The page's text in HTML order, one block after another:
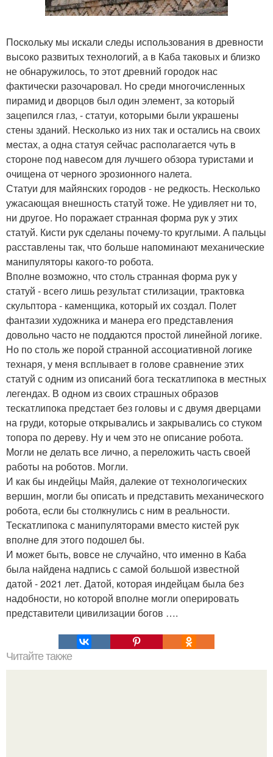
Поскольку мы искали следы использования в древности
высоко развитых технологий, а в Каба таковых и близко
не обнаружилось, то этот древний городок нас
фактически разочаровал. Но среди многочисленных
пирамид и дворцов был один элемент, за который
зацепился глаз, - статуи, которыми были украшены
стены зданий. Несколько из них так и остались на своих
местах, а одна статуя сейчас располагается чуть в
стороне под навесом для лучшего обзора туристами и
очищена от черного эрозионного налета.
Статуи для майянских городов - не редкость. Несколько
ужасающая внешность статуй тоже. Не удивляет ни то,
ни другое. Но поражает странная форма рук у этих
статуй. Кисти рук сделаны почему-то круглыми. А пальцы
расставлены так, что больше напоминают механические
манипуляторы какого-то робота.
Вполне возможно, что столь странная форма рук у
статуй - всего лишь результат стилизации, трактовка
скульптора - каменщика, который их создал. Полет
фантазии художника и манера его представления
довольно часто не поддаются простой линейной логике.
Но по столь же порой странной ассоциативной логике
технаря, у меня всплывает в голове сравнение этих
статуй с одним из описаний бога тескатлипока в местных
легендах. В одном из своих страшных образов
тескатлипока предстает без головы и с двумя дверцами
на груди, которые открывались и закрывались со стуком
топора по дереву. Ну и чем это не описание робота.
Могли не делать все лично, а переложить часть своей
работы на роботов. Могли.
И как бы индейцы Майя, далекие от технологических
вершин, могли бы описать и представить механического
робота, если бы столкнулись с ним в реальности.
Тескатлипока с манипуляторами вместо кистей рук
вполне для этого подошел бы.
И может быть, вовсе не случайно, что именно в Каба
была найдена надпись с самой большой известной
датой - 2021 лет. Датой, которая индейцам была без
надобности, но которой вполне могли оперировать
представители цивилизации богов ….
Читайте также